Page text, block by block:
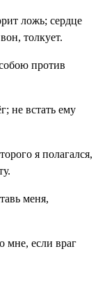
ложь; сердце
толкует.
против
не встать ему
я полагался,
меня,
мне, если враг